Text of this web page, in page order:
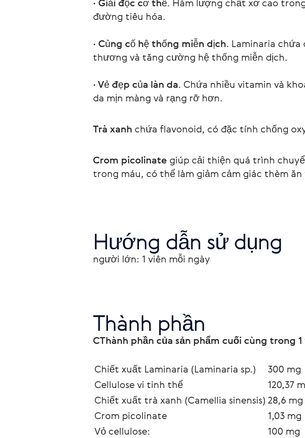
· Giải độc cơ thể. Hàm lượng chất xơ cao
đường tiêu hóa.
· Củng cố hệ thống miễn dịch. Laminaria
thương và tăng cường hệ thống miễn dịch.
· Vẻ đẹp của làn da. Chứa nhiều vitamin và
da mịn màng và rạng rỡ hơn.
Trà xanh chứa flavonoid, có đặc tính chống
Crom picolinate giúp cải thiện quá trình
trong máu, có thể làm giảm cảm giác thèm
Hướng dẫn sử dụng
người lớn: 1 viên mỗi ngày
Thành phần
СThành phần của sản phẩm cuối cùng trong
Chiết xuất Laminaria (Laminaria sp.)
300 mg
Cellulose vi tinh thể
120,37
Chiết xuất trà xanh (Camellia sinensis) 28,6 mg
Crom picolinate
1,03 mg
Vỏ cellulose:
100 mg